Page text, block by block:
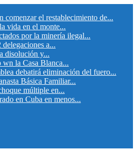
comenzar el restablecimiento de...
vida en el monte...
por la minería ilegal...
a...
disolución y...
la Casa Blanca...
debatirá eliminación del fuero...
Básica Familiar...
múltiple en...
en Cuba en menos...